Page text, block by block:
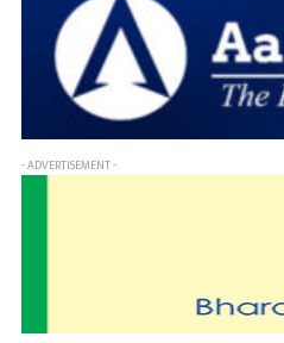
- ADVERTISEMENT -